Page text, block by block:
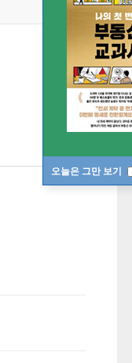
오늘은 그만 보기